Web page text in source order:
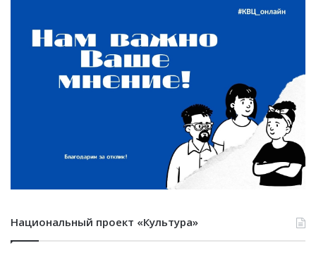
Национальный проект «Культура»